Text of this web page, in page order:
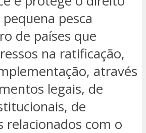
pesca
de países que
na ratificação,
através
legais, de
de
relacionados com o